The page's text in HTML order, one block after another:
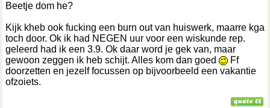
Beetje dom he?
Kijk kheb ook fucking een burn out van huiswerk, maarre kga
toch door. Ok ik had NEGEN uur voor een wiskunde rep.
geleerd had ik een 3.9. Ok daar word je gek van, maar
gewoon zeggen ik heb schijt. Alles kom dan goed
Ff
doorzetten en jezelf focussen op bijvoorbeeld een vakantie
ofzoiets.